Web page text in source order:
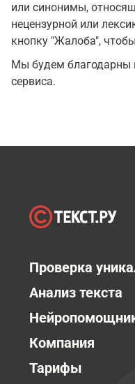
или синонимы,
нецензурной или
кнопку "Жалоба",
Мы будем благодарны
сервиса.
Проверка
Анализ текста
Компания
Тарифы